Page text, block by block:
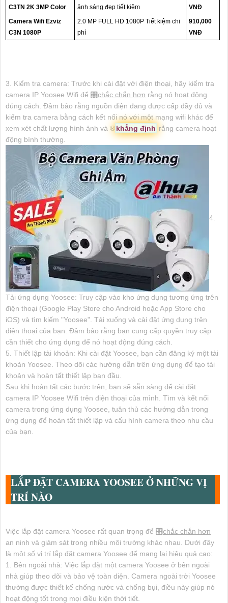
C3TN 2K 3MP Color
ảnh sáng đẹp tiết kiệm
VNĐ
Camera Wifi Ezviz
C3N 1080P
2.0 MP FULL HD 1080P Tiết kiệm chi
phí
910,000
VNĐ
3. Kiểm tra camera: Trước khi cài đặt với điện thoại, hãy kiểm tra
camera IP Yoosee Wifi để 🎛chắc chắn hơn rằng nó hoạt động
đúng cách. Đảm bảo rằng nguồn điện đang được cấp đầy đủ và
kiểm tra camera bằng cách kết nối nó với một mạng wifi khác để
xem xét chất lượng hình ảnh và ®️khẳng định rằng camera hoạt
động bình thường.
4.
Tải ứng dụng Yoosee: Truy cập vào kho ứng dụng tương ứng trên
điện thoại (Google Play Store cho Android hoặc App Store cho
iOS) và tìm kiếm "Yoosee". Tải xuống và cài đặt ứng dụng trên
điện thoại của bạn. Đảm bảo rằng bạn cung cấp quyền truy cập
cần thiết cho ứng dụng để nó hoạt động đúng cách.
5. Thiết lập tài khoản: Khi cài đặt Yoosee, bạn cần đăng ký một tài
khoản Yoosee. Theo dõi các hướng dẫn trên ứng dụng để tạo tài
khoản và hoàn tất thiết lập ban đầu.
Sau khi hoàn tất các bước trên, bạn sẽ sẵn sàng để cài đặt
camera IP Yoosee Wifi trên điện thoại của mình. Tìm và kết nối
camera trong ứng dụng Yoosee, tuân thủ các hướng dẫn trong
ứng dụng để hoàn tất thiết lập và cấu hình camera theo nhu cầu
của bạn.
LẮP ĐẶT CAMERA YOOSEE Ở NHỮNG VỊ
TRÍ NÀO
Việc lắp đặt camera Yoosee rất quan trọng để 🎛chắc chắn hơn
an ninh và giám sát trong nhiều môi trường khác nhau. Dưới đây
là một số vị trí lắp đặt camera Yoosee để mang lại hiệu quả cao:
1. Bên ngoài nhà: Việc lắp đặt một camera Yoosee ở bên ngoài
nhà giúp theo dõi và bảo vệ toàn diện. Camera ngoài trời Yoosee
thường được thiết kế chống nước và chống bụi, điều này giúp nó
hoạt động tốt trong mọi điều kiện thời tiết.